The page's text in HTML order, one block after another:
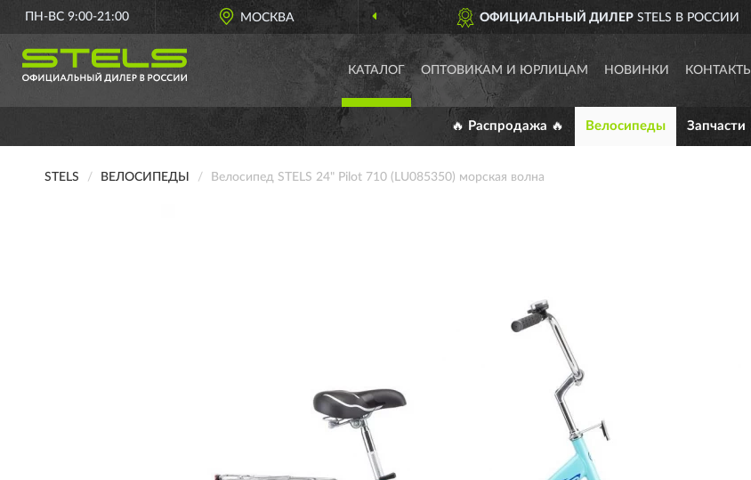
ПН-ВС 9:00-21:00 МОСКВА ОФИЦИАЛЬНЫЙ ДИЛЕРSTELS В РОССИИ
КАТАЛОГ ОПТОВИКАМ И ЮРЛИЦАМ НОВИНКИ КОНТАКТЫ
🔥 Распродажа 🔥 Велосипеды Запчасти
STELS ВЕЛОСИПЕДЫ Велосипед STELS 24" Pilot 710 (LU085350) морская волна